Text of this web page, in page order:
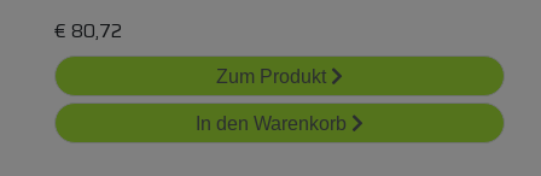
€ 80,72
Zum Produkt
In den Warenkorb